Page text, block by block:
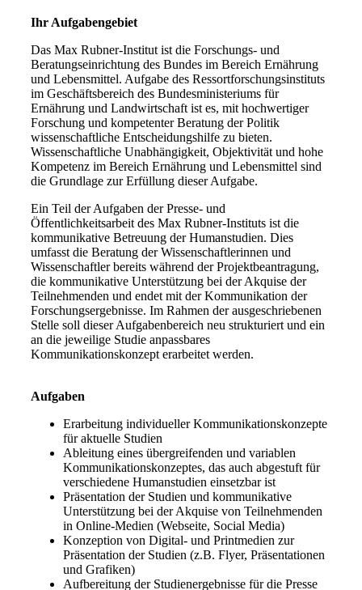
Ihr Aufgabengebiet
Das Max Rubner-Institut ist die Forschungs- und
Beratungseinrichtung des Bundes im Bereich Ernährung
und Lebensmittel. Aufgabe des Ressortforschungsinstituts
im Geschäftsbereich des Bundesministeriums für
Ernährung und Landwirtschaft ist es, mit hochwertiger
Forschung und kompetenter Beratung der Politik
wissenschaftliche Entscheidungshilfe zu bieten.
Wissenschaftliche Unabhängigkeit, Objektivität und hohe
Kompetenz im Bereich Ernährung und Lebensmittel sind
die Grundlage zur Erfüllung dieser Aufgabe.
Ein Teil der Aufgaben der Presse- und
Öffentlichkeitsarbeit des Max Rubner-Instituts ist die
kommunikative Betreuung der Humanstudien. Dies
umfasst die Beratung der Wissenschaftlerinnen und
Wissenschaftler bereits während der Projektbeantragung,
die kommunikative Unterstützung bei der Akquise der
Teilnehmenden und endet mit der Kommunikation der
Forschungsergebnisse. Im Rahmen der ausgeschriebenen
Stelle soll dieser Aufgabenbereich neu strukturiert und ein
an die jeweilige Studie anpassbares
Kommunikationskonzept erarbeitet werden.
Aufgaben
Erarbeitung individueller Kommunikationskonzepte
für aktuelle Studien
Ableitung eines übergreifenden und variablen
Kommunikationskonzeptes, das auch abgestuft für
verschiedene Humanstudien einsetzbar ist
Präsentation der Studien und kommunikative
Unterstützung bei der Akquise von Teilnehmenden
in Online-Medien (Webseite, Social Media)
Konzeption von Digital- und Printmedien zur
Präsentation der Studien (z.B. Flyer, Präsentationen
und Grafiken)
Aufbereitung der Studienergebnisse für die Presse